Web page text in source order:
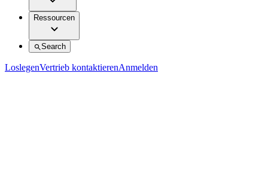
Ressourcen
Search
LoslegenVertrieb kontaktierenAnmelden